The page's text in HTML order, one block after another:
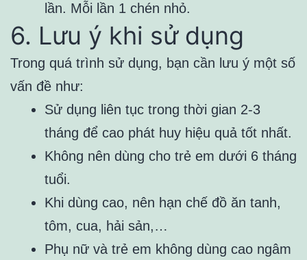
lần. Mỗi lần 1 chén nhỏ.
6. Lưu ý khi sử dụng
Trong quá trình sử dụng, bạn cần lưu ý một số
vấn đề như:
Sử dụng liên tục trong thời gian 2-3
tháng để cao phát huy hiệu quả tốt nhất.
Không nên dùng cho trẻ em dưới 6 tháng
tuổi.
Khi dùng cao, nên hạn chế đồ ăn tanh,
tôm, cua, hải sản,…
Phụ nữ và trẻ em không dùng cao ngâm